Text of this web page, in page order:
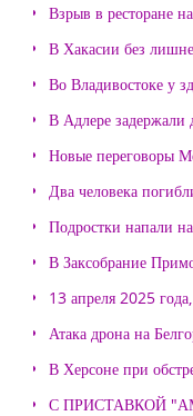
Взрыв в ресторане
В Хакасии без
Во Владивостоке у
В Адлере
Новые переговоры
Два человека
Подростки напали
В Заксобрание
13 апреля 2025
Атака дрона на
В Херсоне при
С ПРИСТАВКОЙ